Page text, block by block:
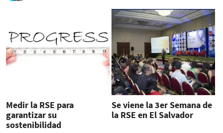
Medir la RSE para
garantizar su
sostenibilidad
Se viene la 3er Semana de
la RSE en El Salvador